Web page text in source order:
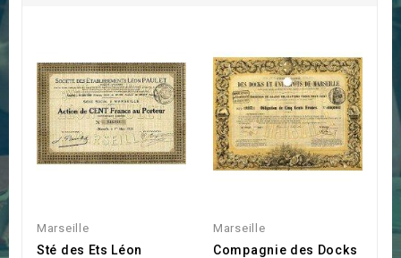
Marseille
Sté des Ets Léon
Marseille
Compagnie des Docks